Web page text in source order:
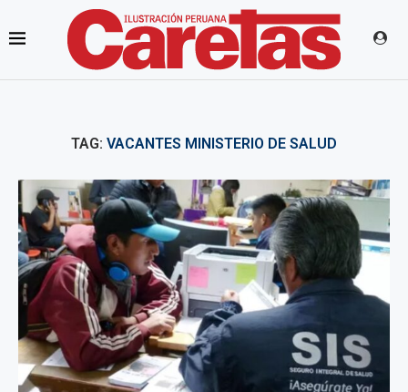
TAG: VACANTES MINISTERIO DE SALUD